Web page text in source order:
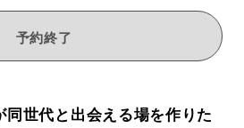
予約終了
同世代と出会える場を作りた